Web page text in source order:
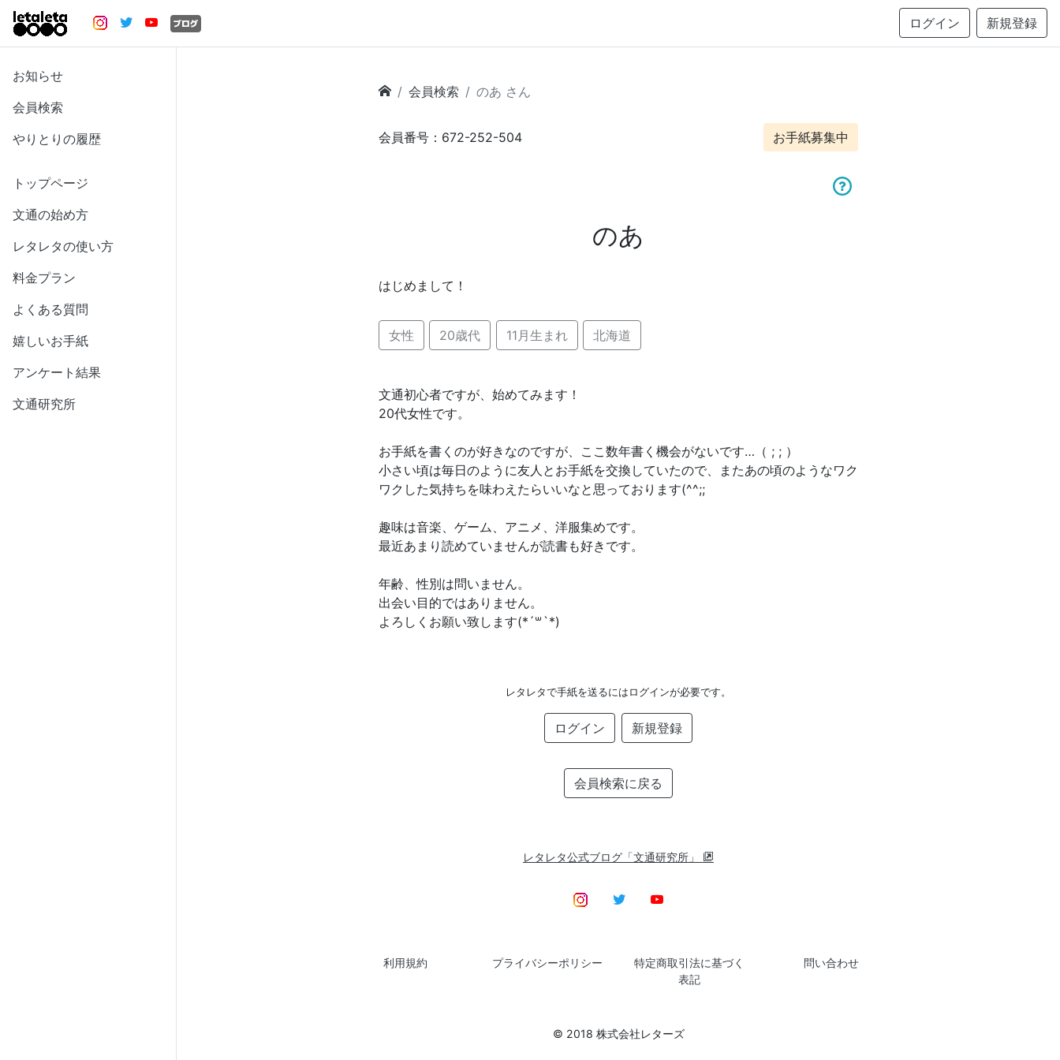
ログイン 新規登録
お知らせ
会員検索
やりとりの履歴
トップページ
文通の始め方
レタレタの使い方
料金プラン
よくある質問
嬉しいお手紙
アンケート結果
文通研究所
会員検索 のあ さん
会員番号：672-252-504 お手紙募集中
のあ
はじめまして！
女性 20歳代 11月生まれ 北海道
文通初心者ですが、始めてみます！
20代女性です。
お手紙を書くのが好きなのですが、ここ数年書く機会がないです…（ ; ; ）
小さい頃は毎日のように友人とお手紙を交換していたので、またあの頃のようなワク
ワクした気持ちを味わえたらいいなと思っております(^^;;
趣味は音楽、ゲーム、アニメ、洋服集めです。
最近あまり読めていませんが読書も好きです。
年齢、性別は問いません。
出会い目的ではありません。
よろしくお願い致します(*´꒳`*)
レタレタで手紙を送るにはログインが必要です。
ログイン 新規登録
会員検索に戻る
レタレタ公式ブログ「文通研究所」
利用規約 プライバシーポリシー
特定商取引法に基づく
表記
問い合わせ
© 2018 株式会社レターズ